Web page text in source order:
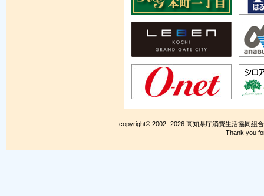
copyright© 2002- 2026 高知県庁消費生活協同組
Thank you